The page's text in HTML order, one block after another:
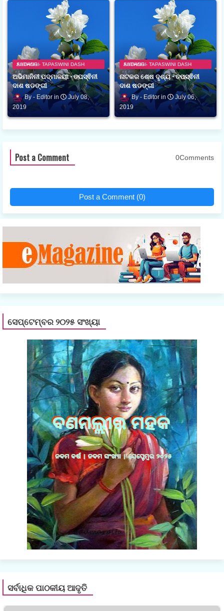
AUTHOR - TAPASWINI DASH SADANGI
ଅଭିମାନିନୀ ପଦ୍ମାଳୟା - ତପସ୍ଵିନୀ
ଦାଶ ଷଡଙ୍ଗୀ
Editor
July 08,
2019
AUTHOR - TAPASWINI DASH SADANGI
ନାଟକର ଶେଷ ଦୃଶ୍ୟ - ତପସ୍ଵିନୀ
ଦାଶ ଷଡଙ୍ଗୀ
Editor
July 06,
2019
Post a Comment 0Comments
Post a Comment (0)
ସେପ୍ଟେମ୍ବର ୨୦୨୫ ସଂଖ୍ୟା
ସର୍ବାଧିକ ପାଠକୀୟ ଆଦୃତି